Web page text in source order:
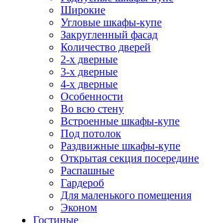
Широкие
Угловые шкафы-купе
Закругленный фасад
Количество дверей
2-х дверные
3-х дверные
4-х дверные
Особенности
Во всю стену
Встроенные шкафы-купе
Под потолок
Раздвижные шкафы-купе
Открытая секция посередине
Распашные
Гардероб
Для маленького помещения
Эконом
Гостиные